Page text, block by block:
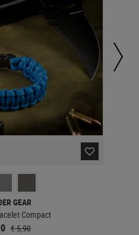
GEAR
Compact
€ 5,90